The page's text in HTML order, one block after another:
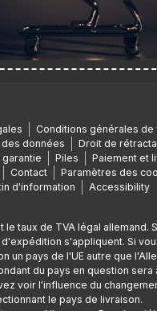
Conditions générales de
données
Droit de
Piles
Paiement et
Contact
Paramètres des
d'information
Accessibility
le taux de TVA légal allemand.
s'appliquent. Si
un pays de l'UE autre que
du pays en question sera
voir l'influence du
le pays de livraison.